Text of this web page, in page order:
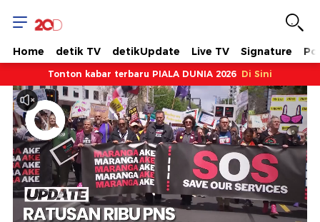
Home detik TV detikUpdate Live TV Signature
Tonton kabar terbaru PIALA DUNIA 2026 Di Sini